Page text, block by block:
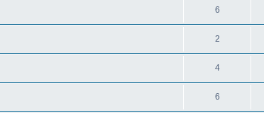
6
2
4
6